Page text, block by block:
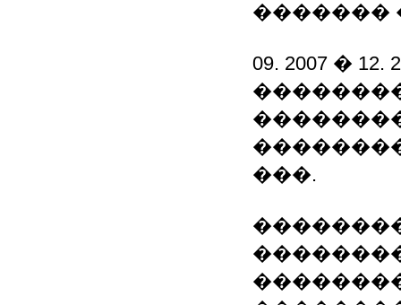
�������
09. 2007 � 12.
���.